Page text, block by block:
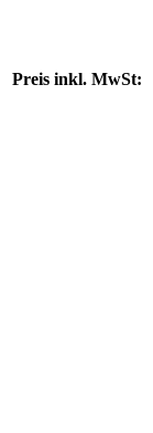
Preis inkl. MwSt: